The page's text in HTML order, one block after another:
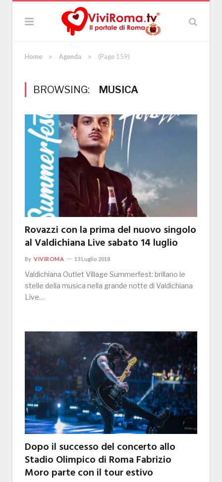
Home » Agenda » (Page 159)
BROWSING: MUSICA
Rovazzi con la prima del nuovo singolo
al Valdichiana Live sabato 14 luglio
By VIVIROMA 13 Luglio 2018
Valdichiana Outlet Village Summerfest: brillano le
stelle della musica nella grande notte di Valdichiana
Live…
Dopo il successo del concerto allo
Stadio Olimpico di Roma Fabrizio
Moro parte con il tour estivo